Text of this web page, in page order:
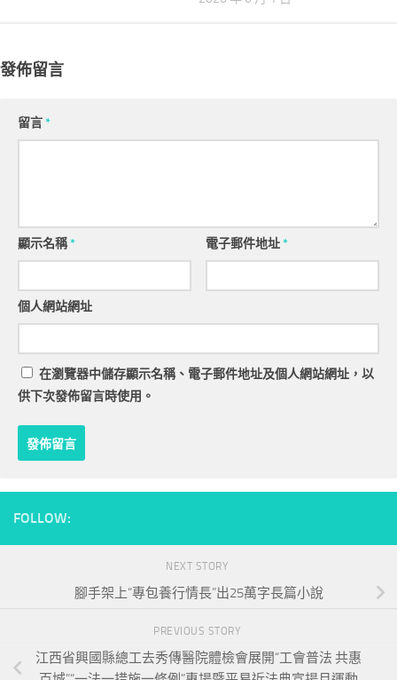
發佈留言
留言*
顯示名稱* 電子郵件地址*
個人網站網址
在瀏覽器中儲存顯示名稱、電子郵件地址及個人網站網址，以
供下次發佈留言時使用。
FOLLOW:
NEXT STORY
腳手架上“專包養行情長”出25萬字長篇小說
PREVIOUS STORY
江西省興國縣總工去秀傳醫院體檢會展開“工會普法 共惠